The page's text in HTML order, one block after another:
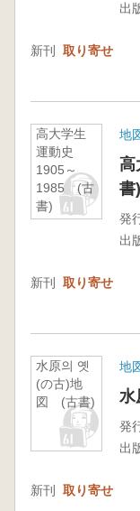
出
新刊 取り寄せ
高大学生
運動史
1905～
1985 (古
書)
地
高
書)
発
出
新刊 取り寄せ
水原의 옛
(の古)地
図 (古書)
地
水
発
出
新刊 取り寄せ